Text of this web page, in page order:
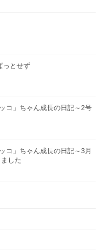
っとせず
コ」ちゃん成長の日記～2号
コ」ちゃん成長の日記～3月
した